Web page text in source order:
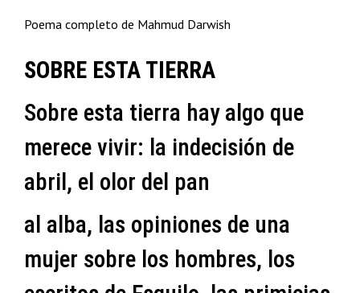
Poema completo de Mahmud Darwish
SOBRE ESTA TIERRA
Sobre esta tierra hay algo que
merece vivir: la indecisión de
abril, el olor del pan
al alba, las opiniones de una
mujer sobre los hombres, los